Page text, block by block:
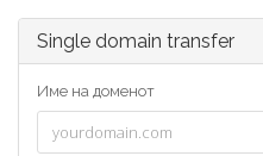
Single domain transfer
Име на доменот